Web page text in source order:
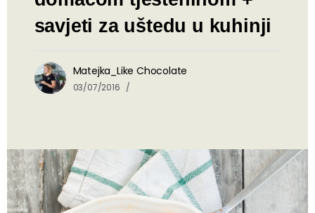
savjeti za uštedu u kuhinji
Matejka_Like Chocolate
03/07/2016